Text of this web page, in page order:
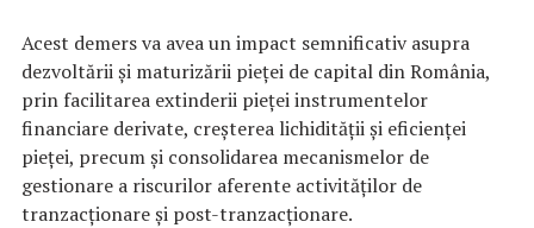
Acest demers va avea un impact semnificativ asupra
dezvoltării și maturizării pieței de capital din România,
prin facilitarea extinderii pieței instrumentelor
financiare derivate, creșterea lichidității și eficienței
pieței, precum și consolidarea mecanismelor de
gestionare a riscurilor aferente activităților de
tranzacționare și post-tranzacționare.